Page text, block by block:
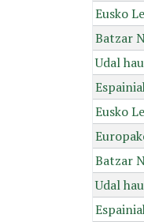
Eusko
Batzar
Udal
Eusko
Batzar
Udal